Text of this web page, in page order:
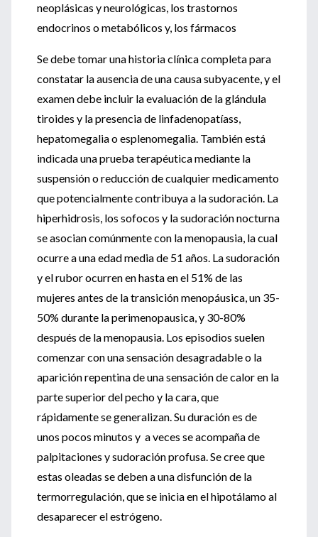
neoplásicas y neurológicas, los trastornos
endocrinos o metabólicos y, los fármacos
Se debe tomar una historia clínica completa para
constatar la ausencia de una causa subyacente, y el
examen debe incluir la evaluación de la glándula
tiroides y la presencia de linfadenopatíass,
hepatomegalia o esplenomegalia. También está
indicada una prueba terapéutica mediante la
suspensión o reducción de cualquier medicamento
que potencialmente contribuya a la sudoración. La
hiperhidrosis, los sofocos y la sudoración nocturna
se asocian comúnmente con la menopausia, la cual
ocurre a una edad media de 51 años. La sudoración
y el rubor ocurren en hasta en el 51% de las
mujeres antes de la transición menopáusica, un 35-
50% durante la perimenopausica, y 30-80%
después de la menopausia. Los episodios suelen
comenzar con una sensación desagradable o la
aparición repentina de una sensación de calor en la
parte superior del pecho y la cara, que
rápidamente se generalizan. Su duración es de
unos pocos minutos y a veces se acompaña de
palpitaciones y sudoración profusa. Se cree que
estas oleadas se deben a una disfunción de la
termorregulación, que se inicia en el hipotálamo al
desaparecer el estrógeno.